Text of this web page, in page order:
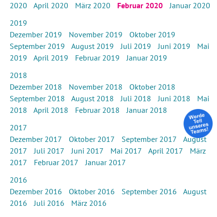
2020 April 2020 März 2020 Februar 2020
Januar 2020
2019
Dezember 2019
November 2019
Oktober 2019
September 2019
August 2019 Juli 2019 Juni 2019
Mai
2019
April 2019 Februar 2019
Januar 2019
2018
Dezember 2018
November 2018
Oktober 2018
September 2018
August 2018 Juli 2018 Juni 2018
Mai
2018
April 2018 Februar 2018
Januar 2018
2017
Dezember 2017
Oktober 2017 September 2017
August
2017
Juli 2017 Juni 2017 Mai 2017 April 2017
März
2017
Februar 2017
Januar 2017
2016
Dezember 2016
Oktober 2016 September 2016
August
2016
Juli 2016 März 2016